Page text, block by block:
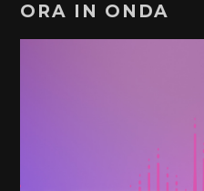
ORA IN ONDA